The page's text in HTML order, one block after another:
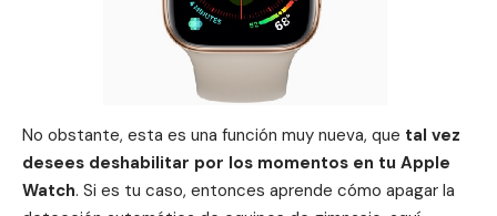
No obstante, esta es una función muy nueva, que tal vez
desees deshabilitar por los momentos en tu Apple
Watch. Si es tu caso, entonces aprende cómo apagar la